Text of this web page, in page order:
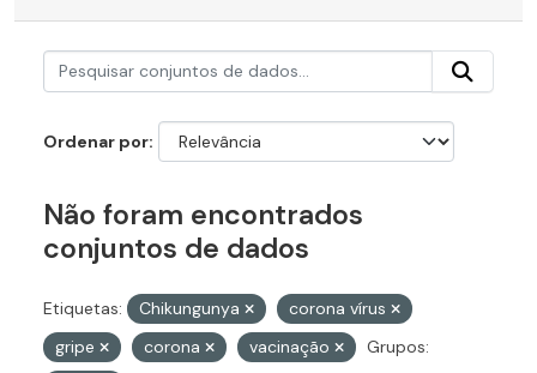
Ordenar por
Não foram encontrados
conjuntos de dados
Etiquetas: Chikungunya
corona vírus
gripe
corona vacinação
Grupos: